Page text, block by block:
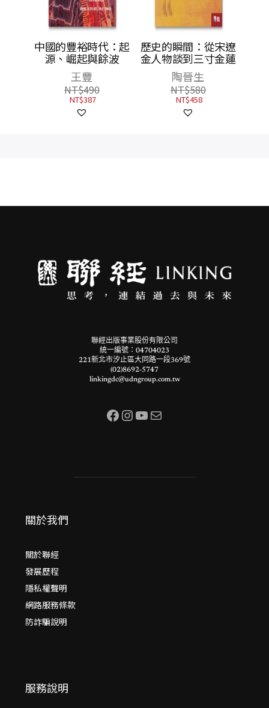
中國的豐裕時代：起
源、崛起與餘波
王豐
NT$490
NT$387
歷史的瞬間：從宋遼
金人物談到三寸金蓮
陶晉生
NT$580
NT$458
聯經出版事業股份有限公司
統一編號：04704023
221新北市汐止區大同路一段369號
(02)8692-5747
linkingdc@udngroup.com.tw
Facebook InstagramYouTube 電子郵件
關於我們
關於聯經
發展歷程
隱私權聲明
網路服務條款
防詐騙說明
服務說明